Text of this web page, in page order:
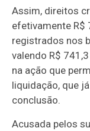
Assim, direitos
efetivamente R$
registrados nos
valendo R$
na ação que
liquidação, que
conclusão.
Acusada pelos